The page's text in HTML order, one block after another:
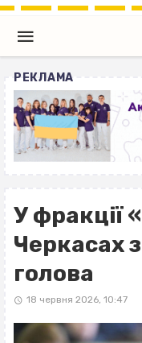
РЕКЛАМА
У фракції
Черкасах
голова
18 червня 2026, 10:47